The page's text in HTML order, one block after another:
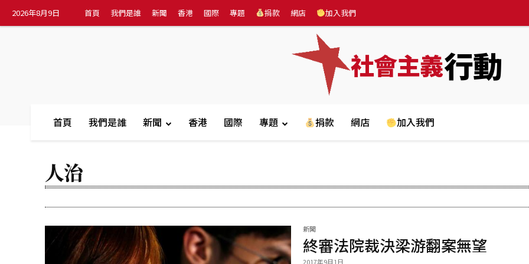
2026年8月9日 首頁 我們是誰 新聞 香港 國際 專題 捐款 網店 加入我們
社會主義行動
首頁 我們是誰 新聞 香港 國際 專題 捐款 網店 加入我們
人治
新聞
終審法院裁決梁游翻案無望
2017年9月1日